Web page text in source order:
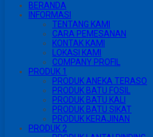
BERANDA
INFORMASI
TENTANG KAMI
CARA PEMESANAN
KONTAK KAMI
LOKASI KAMI
COMPANY PROFIL
PRODUK 1
PRODUK ANEKA TERASO
PRODUK BATU FOSIL
PRODUK BATU KALI
PRODUK BATU SIKAT
PRODUK KERAJINAN
PRODUK 2